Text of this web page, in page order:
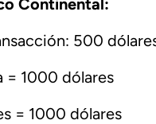
Continental:
500
= 1000 dólares
= 1000 dólares